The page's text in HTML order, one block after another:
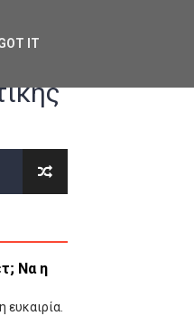
ΜΕΤΑΓΡΑΦΩΝ ΤΗΣ
Να η
ευκαιρία.
IT